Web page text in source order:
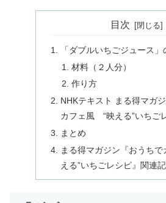
目次
「ダブルいちごジュース
材料（２人分）
作り方
NHKテキスト まる得マガ
カフェ風 “映える”いちご
まとめ
まる得マガジン『おうち
える”いちごレシピ』関連